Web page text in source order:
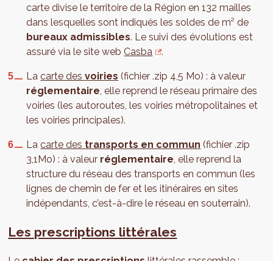
carte divise le territoire de la Région en 132 mailles
dans lesquelles sont indiqués les soldes de m² de
bureaux admissibles. Le suivi des évolutions est
assuré via le site webCasba .
Lacarte desvoiries (fichier .zip 4,5 Mo) : à valeur
réglementaire, elle reprend le réseau primaire des
voiries (les autoroutes, les voiries métropolitaines et
les voiries principales).
Lacarte des transports en commun (fichier .zip
3,1Mo) : à valeur réglementaire, elle reprend la
structure du réseau des transports en commun (les
lignes de chemin de fer et les itinéraires en sites
indépendants, c’est-à-dire le réseau en souterrain).
Les prescriptions littérales